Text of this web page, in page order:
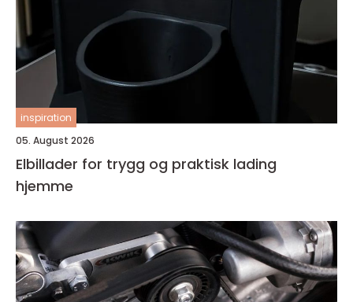
inspiration
05. August 2026
Elbillader for trygg og praktisk lading
hjemme